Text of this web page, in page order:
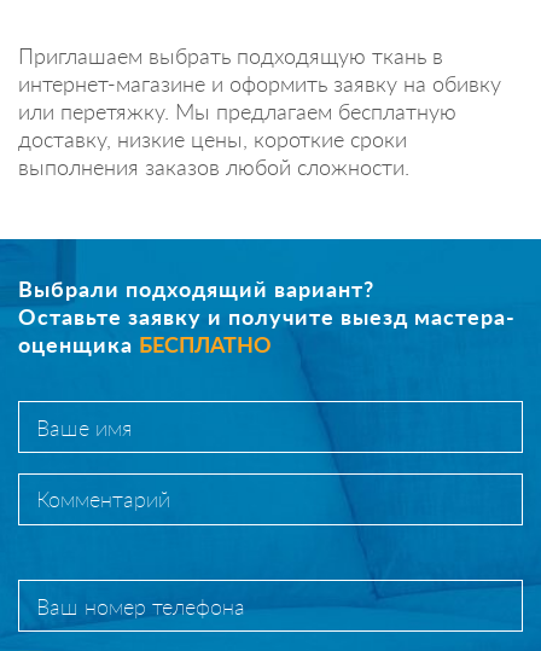
Приглашаем выбрать подходящую ткань в
интернет-магазине и оформить заявку на обивку
или перетяжку. Мы предлагаем бесплатную
доставку, низкие цены, короткие сроки
выполнения заказов любой сложности.
Выбрали подходящий вариант?
Оставьте заявку и получите выезд мастера-
оценщика БЕСПЛАТНО